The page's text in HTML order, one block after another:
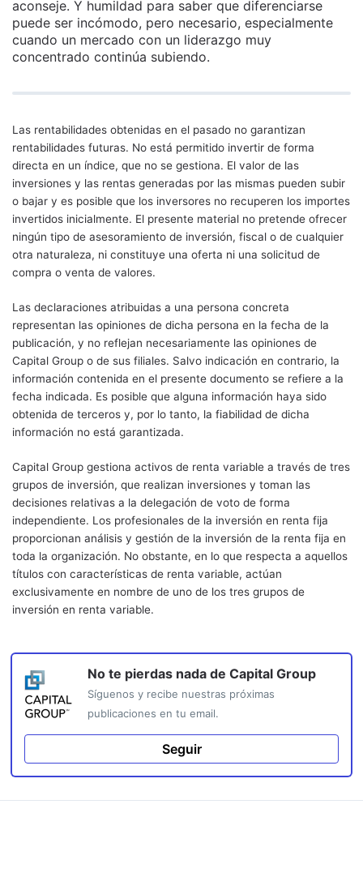
aconseje. Y humildad para saber que diferenciarse
puede ser incómodo, pero necesario, especialmente
cuando un mercado con un liderazgo muy
concentrado continúa subiendo.
Las rentabilidades obtenidas en el pasado no garantizan
rentabilidades futuras. No está permitido invertir de forma
directa en un índice, que no se gestiona. El valor de las
inversiones y las rentas generadas por las mismas pueden subir
o bajar y es posible que los inversores no recuperen los importes
invertidos inicialmente. El presente material no pretende ofrecer
ningún tipo de asesoramiento de inversión, fiscal o de cualquier
otra naturaleza, ni constituye una oferta ni una solicitud de
compra o venta de valores.
Las declaraciones atribuidas a una persona concreta
representan las opiniones de dicha persona en la fecha de la
publicación, y no reflejan necesariamente las opiniones de
Capital Group o de sus filiales. Salvo indicación en contrario, la
información contenida en el presente documento se refiere a la
fecha indicada. Es posible que alguna información haya sido
obtenida de terceros y, por lo tanto, la fiabilidad de dicha
información no está garantizada.
Capital Group gestiona activos de renta variable a través de tres
grupos de inversión, que realizan inversiones y toman las
decisiones relativas a la delegación de voto de forma
independiente. Los profesionales de la inversión en renta fija
proporcionan análisis y gestión de la inversión de la renta fija en
toda la organización. No obstante, en lo que respecta a aquellos
títulos con características de renta variable, actúan
exclusivamente en nombre de uno de los tres grupos de
inversión en renta variable.
No te pierdas nada de Capital Group
Síguenos y recibe nuestras próximas
publicaciones en tu email.
Seguir